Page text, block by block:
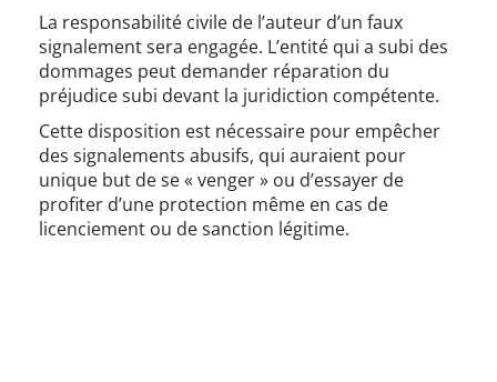
La responsabilité civile de l’auteur d’un faux
signalement sera engagée. L’entité qui a subi des
dommages peut demander réparation du
préjudice subi devant la juridiction compétente.
Cette disposition est nécessaire pour empêcher
des signalements abusifs, qui auraient pour
unique but de se « venger » ou d’essayer de
profiter d’une protection même en cas de
licenciement ou de sanction légitime.